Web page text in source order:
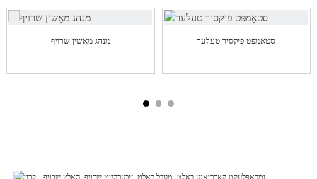
מנהג מאַשין שרויף סטאַמפּט פיקסיר טעלער